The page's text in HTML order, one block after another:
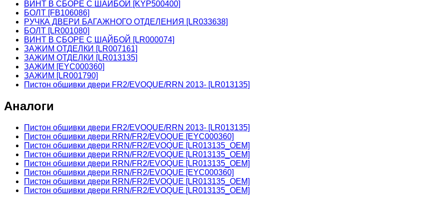
ВИНТ В СБОРЕ С ШАЙБОЙ [KYP500400]
БОЛТ [FB106086]
РУЧКА ДВЕРИ БАГАЖНОГО ОТДЕЛЕНИЯ [LR033638]
БОЛТ [LR001080]
ВИНТ В СБОРЕ С ШАЙБОЙ [LR000074]
ЗАЖИМ ОТДЕЛКИ [LR007161]
ЗАЖИМ ОТДЕЛКИ [LR013135]
ЗАЖИМ [EYC000360]
ЗАЖИМ [LR001790]
Пистон обшивки двери FR2/EVOQUE/RRN 2013- [LR013135]
Аналоги
Пистон обшивки двери FR2/EVOQUE/RRN 2013- [LR013135]
Пистон обшивки двери RRN/FR2/EVOQUE [EYC000360]
Пистон обшивки двери RRN/FR2/EVOQUE [LR013135_OEM]
Пистон обшивки двери RRN/FR2/EVOQUE [LR013135_OEM]
Пистон обшивки двери RRN/FR2/EVOQUE [LR013135_OEM]
Пистон обшивки двери RRN/FR2/EVOQUE [EYC000360]
Пистон обшивки двери RRN/FR2/EVOQUE [LR013135_OEM]
Пистон обшивки двери RRN/FR2/EVOQUE [LR013135_OEM]